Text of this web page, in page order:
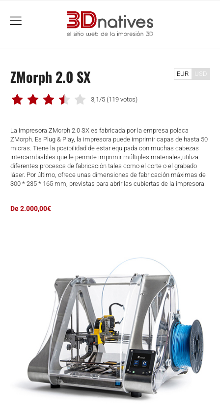
menu
ZMorph 2.0 SX
3,1/5 (119 votos)
La impresora ZMorph 2.0 SX es fabricada por la empresa polaca
ZMorph. Es Plug & Play, la impresora puede imprimir capas de hasta 50
micras. Tiene la posibilidad de estar equipada con muchas cabezas
intercambiables que le permite imprimir múltiples materiales,utiliza
diferentes procesos de fabricación tales como el corte o el grabado
láser. Por último, ofrece unas dimensiones de fabricación máximas de
300 * 235 * 165 mm, previstas para abrir las cubiertas de la impresora.
EUR USD
De 2.000,00€